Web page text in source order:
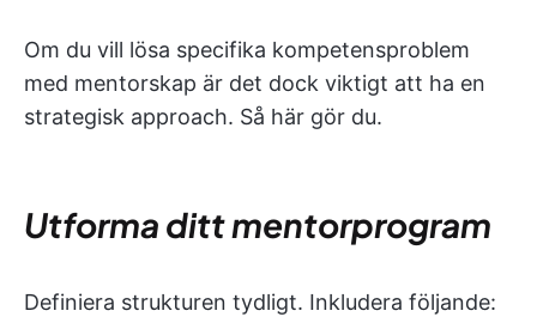
Om du vill lösa specifika kompetensproblem
med mentorskap är det dock viktigt att ha en
strategisk approach. Så här gör du.
Utforma ditt mentorprogram
Definiera strukturen tydligt. Inkludera följande: